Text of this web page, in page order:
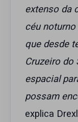
extenso da
céu
que desde
Cruzeiro do
espacial
possam
explica